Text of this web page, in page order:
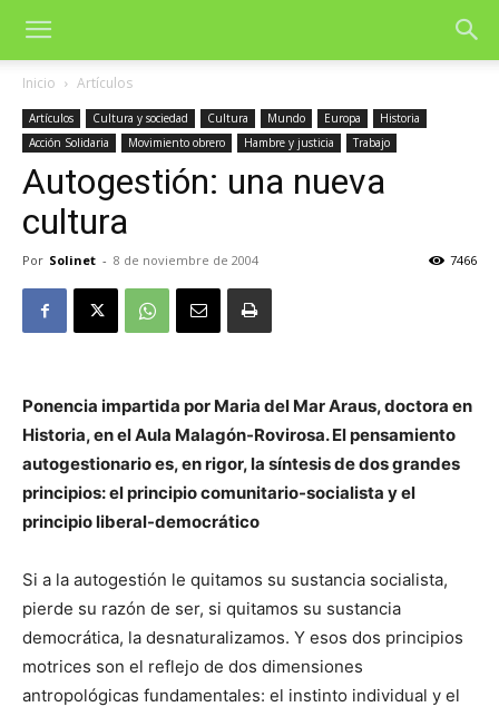
Inicio Artículos
Artículos Cultura y sociedad Cultura Mundo Europa
Historia
Acción Solidaria
Movimiento obrero Hambre y justicia Trabajo
Autogestión: una nueva
cultura
Por Solinet - 8 de noviembre de 2004 7466
Ponencia impartida por Maria del Mar Araus, doctora en
Historia, en el Aula Malagón-Rovirosa. El pensamiento
autogestionario es, en rigor, la síntesis de dos grandes
principios: el principio comunitario-socialista y el
principio liberal-democrático
Si a la autogestión le quitamos su sustancia socialista,
pierde su razón de ser, si quitamos su sustancia
democrática, la desnaturalizamos. Y esos dos principios
motrices son el reflejo de dos dimensiones
antropológicas fundamentales: el instinto individual y el